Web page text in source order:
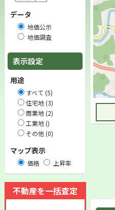
データ
地価公示
地価調査
表示設定
用途
すべて (5)
住宅地 (3)
商業地 (2)
工業地 ()
その他 (0)
マップ表示
価格 上昇率
不動産を一括査定